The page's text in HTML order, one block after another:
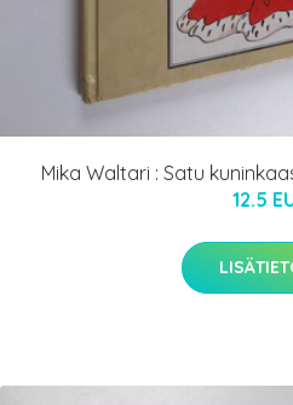
Mika Waltari : Satu
12.5